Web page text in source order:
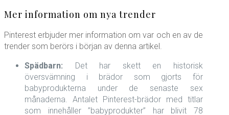
Mer information om nya trender
Pinterest erbjuder mer information om var och en av de
trender som berörs i början av denna artikel.
Spädbarn: Det har skett en historisk
översvämning i brädor som gjorts för
babyprodukterna under de senaste sex
månaderna. Antalet Pinterest-brädor med titlar
som innehåller ”babyprodukter” har blivit 78